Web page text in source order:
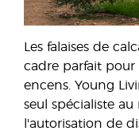
Les falaises de
cadre parfait pour
encens. Young
seul spécialiste
l'autorisation de